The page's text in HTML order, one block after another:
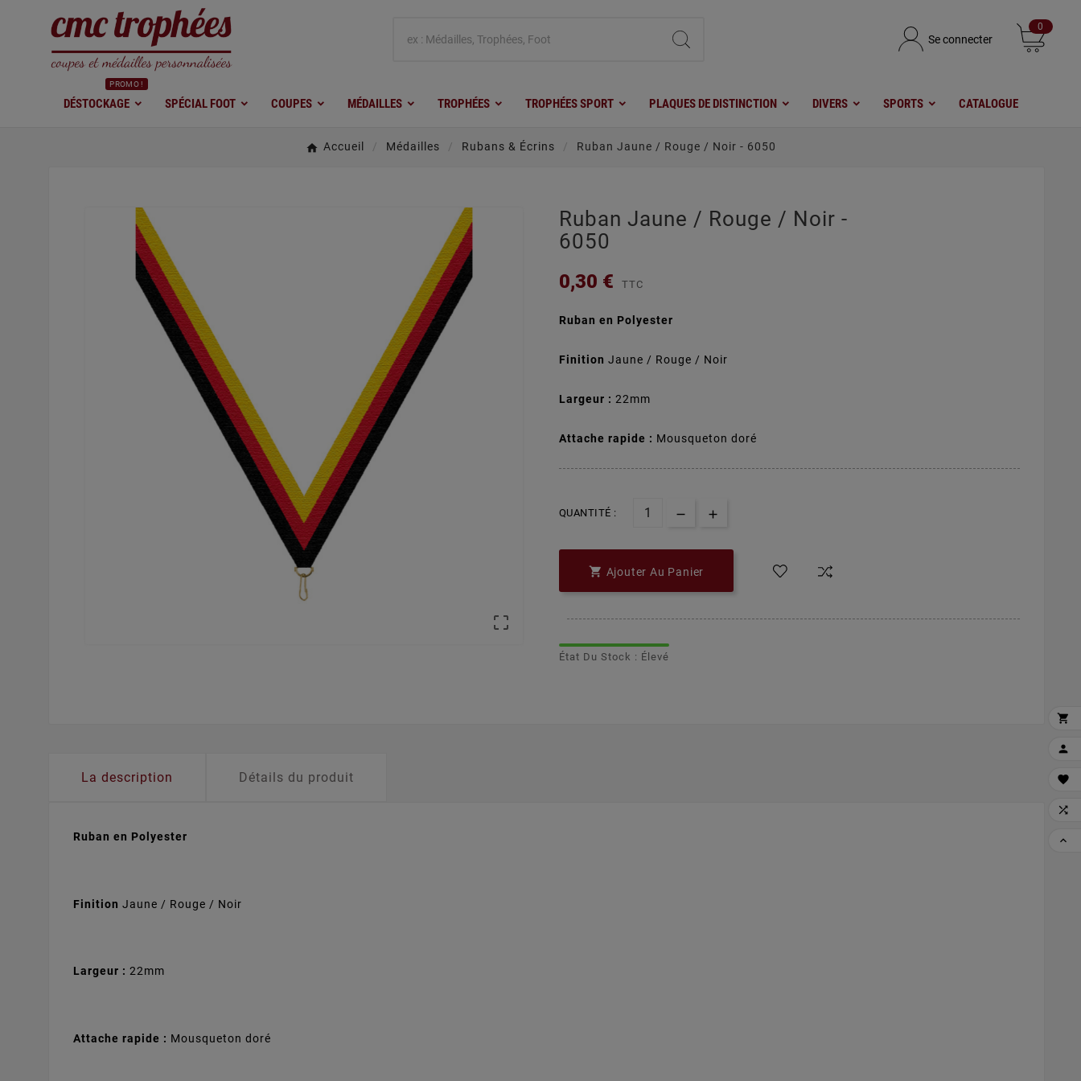
Se connecter
0
DÉSTOCKAGE
PROMO !
SPÉCIAL FOOT COUPES MÉDAILLES TROPHÉES TROPHÉES SPORT PLAQUES DE DISTINCTION DIVERS SPORTS CATALOGUE
Accueil Médailles Rubans & Écrins Ruban Jaune / Rouge / Noir - 6050

Ruban Jaune / Rouge / Noir -
6050
0,30 € TTC
Ruban en Polyester
Finition Jaune / Rouge / Noir
Largeur : 22mm
Attache rapide : Mousqueton doré
QUANTITÉ :
 Ajouter Au Panier
État Du Stock : Élevé
La description Détails du produit
Ruban en Polyester
Finition Jaune / Rouge / Noir
Largeur : 22mm
Attache rapide : Mousqueton doré




